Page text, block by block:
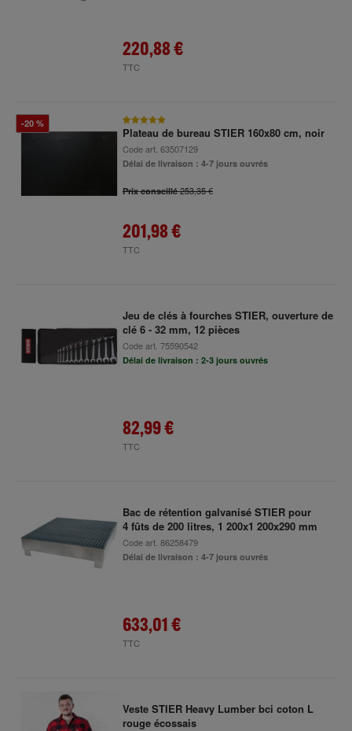
220,88 €
TTC
-20 %
Plateau de bureau STIER 160x80 cm, noir
Code art. 63507129
Délai de livraison : 4-7 jours ouvrés
Prix conseillé253,35 €
201,98 €
TTC
Jeu de clés à fourches STIER, ouverture de
clé 6 - 32 mm, 12 pièces
Code art. 75590542
Délai de livraison : 2-3 jours ouvrés
82,99 €
TTC
Bac de rétention galvanisé STIER pour
4 fûts de 200 litres, 1 200x1 200x290 mm
Code art. 86258479
Délai de livraison : 4-7 jours ouvrés
633,01 €
TTC
Veste STIER Heavy Lumber bci coton L
rouge écossais